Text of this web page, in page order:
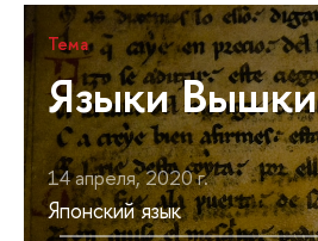
Тема
Языки Вышки
14 апреля, 2020 г.
Японский язык